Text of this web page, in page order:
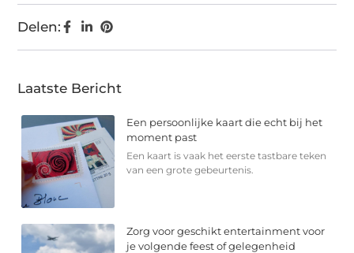
Delen:
Laatste Bericht
Een persoonlijke kaart die echt bij het
moment past
Een kaart is vaak het eerste tastbare teken
van een grote gebeurtenis.
Zorg voor geschikt entertainment voor
je volgende feest of gelegenheid